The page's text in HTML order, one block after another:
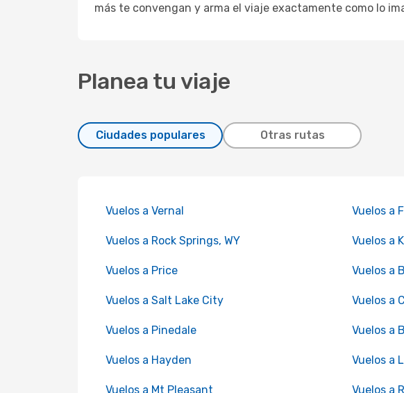
más te convengan y arma el viaje exactamente como lo
Planea tu viaje
Ciudades populares Otras rutas
Vuelos a Vernal Vuelos a
Vuelos a Rock Springs, WY Vuelos a
Vuelos a Price Vuelos a
Vuelos a Salt Lake City Vuelos a
Vuelos a Pinedale Vuelos a
Vuelos a Hayden Vuelos a
Vuelos a Mt Pleasant Vuelos a